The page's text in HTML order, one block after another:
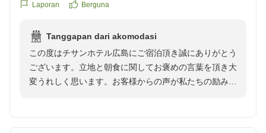
朝食も美味しくて!
ありがとうございました。
クチコミの詳細はこちらから
https://review.travel.rakuten.co.jp/hotel/voice/56807?
reviewId=33123478241390
Laporan Berguna
Tanggapan dari akomodasi
この度はチサンホテル広島にご宿泊頂き誠にありがとう
ございます。立地と朝食に関してお褒めの言葉を頂き大
変うれしく思います。お客様からの声が私たちの励みに